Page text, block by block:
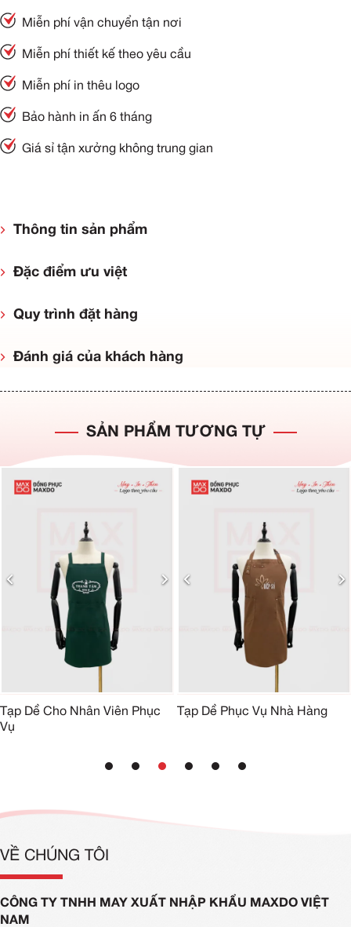
Miễn phí vận chuyển tận nơi
Miễn phí thiết kế theo yêu cầu
Miễn phí in thêu logo
Bảo hành in ấn 6 tháng
Giá sỉ tận xưởng không trung gian
Thông tin sản phẩm
Đặc điểm ưu việt
Quy trình đặt hàng
Đánh giá của khách hàng
SẢN PHẨM TƯƠNG TỰ
Tạp Dề Cho Nhân Viên Phục
Vụ
Tạp Dề Phục Vụ Nhà Hàng
VỀ CHÚNG TÔI
CÔNG TY TNHH MAY XUẤT NHẬP KHẨU MAXDO VIỆT
NAM